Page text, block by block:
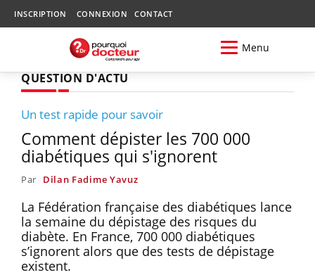
INSCRIPTION CONNEXION CONTACT
Menu
QUESTION D'ACTU
Un test rapide pour savoir
Comment dépister les 700 000
diabétiques qui s'ignorent
Par Dilan Fadime Yavuz
La Fédération française des diabétiques lance
la semaine du dépistage des risques du
diabète. En France, 700 000 diabétiques
s’ignorent alors que des tests de dépistage
existent.